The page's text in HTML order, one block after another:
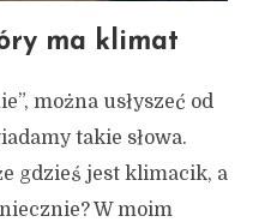
ma klimat
można usłyszeć od
takie słowa.
gdzieś jest klimacik, a
W moim